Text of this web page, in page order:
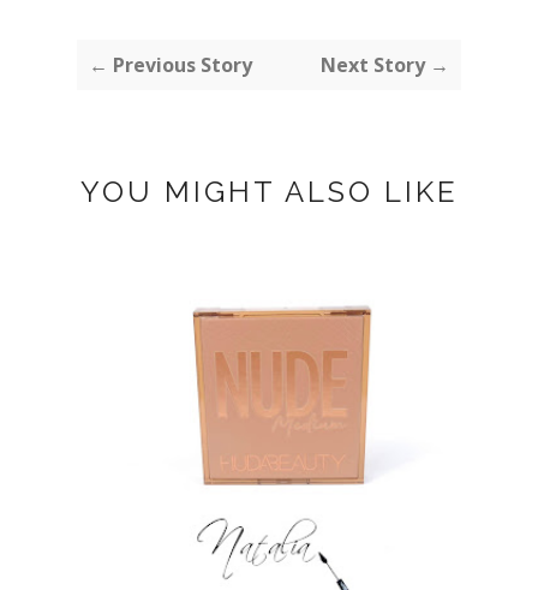
← Previous Story Next Story →
YOU MIGHT ALSO LIKE